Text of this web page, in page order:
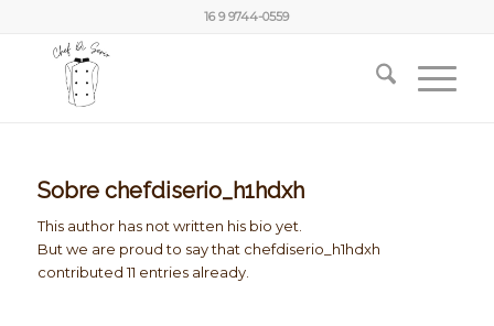
16 9 9744-0559
Sobre chefdiserio_h1hdxh
This author has not written his bio yet.
But we are proud to say that chefdiserio_h1hdxh
contributed 11 entries already.